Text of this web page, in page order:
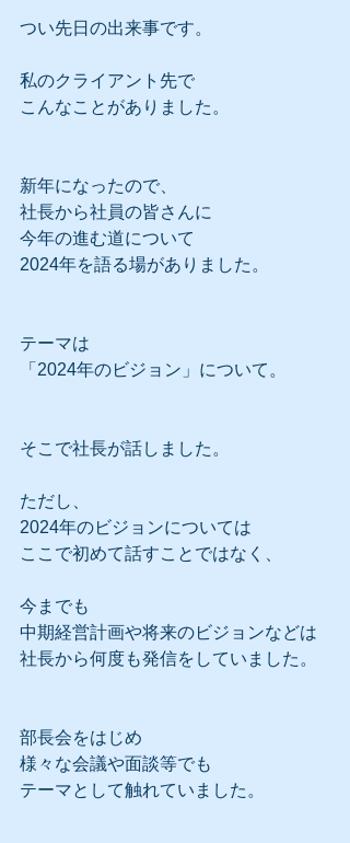
つい先日の出来事です。
私のクライアント先で
こんなことがありました。
新年になったので、
社長から社員の皆さんに
今年の進む道について
2024年を語る場がありました。
テーマは
「2024年のビジョン」について。
そこで社長が話しました。
ただし、
2024年のビジョンについては
ここで初めて話すことではなく、
今までも
中期経営計画や将来のビジョンなどは
社長から何度も発信をしていました。
部長会をはじめ
様々な会議や面談等でも
テーマとして触れていました。